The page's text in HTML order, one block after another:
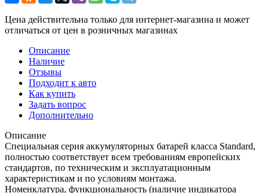
Цена действительна только для интернет-магазина и может
отличаться от цен в розничных магазинах
Описание
Наличие
Отзывы
Подходит к авто
Как купить
Задать вопрос
Дополнительно
Описание
Специальная серия аккумуляторных батарей класса Standard,
полностью соответствует всем требованиям европейских
стандартов, по техническим и эксплуатационным
характеристикам и по условиям монтажа.
Номенклатура, функциональность (наличие индикатора